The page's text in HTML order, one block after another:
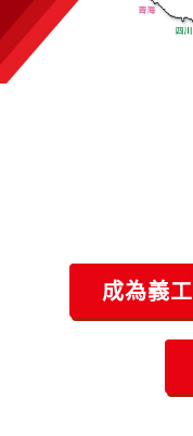
成為義工